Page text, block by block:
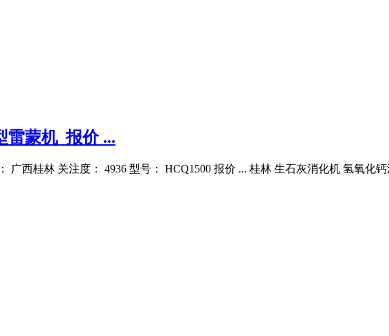
雷蒙机_报价 ...
西桂林 关注度： 4936 型号： HCQ1500 报价 ... 桂林 生石灰消化机 氢氧化